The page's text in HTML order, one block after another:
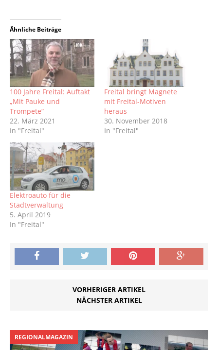
Ähnliche Beiträge
100 Jahre Freital: Auftakt
„Mit Pauke und
Trompete“
22. März 2021
In "Freital"
Freital bringt Magnete
mit Freital-Motiven
heraus
30. November 2018
In "Freital"
Elektroauto für die
Stadtverwaltung
5. April 2019
In "Freital"
VORHERIGER ARTIKEL
NÄCHSTER ARTIKEL
REGIONALMAGAZIN